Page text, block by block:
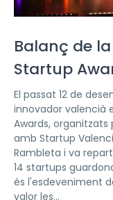
Balanç de
Startup
El passat 12 de
innovador valencià
Awards, organitzats
amb Startup
Rambleta i va
14 startups
és l'esdeveniment
valor les...